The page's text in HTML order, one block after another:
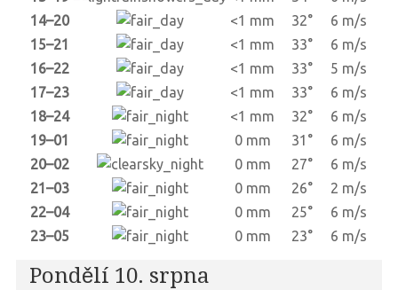
14–20
<1 mm 32°
6 m/s
15–21
<1 mm 33°
6 m/s
16–22
<1 mm 33°
5 m/s
17–23
<1 mm 33°
6 m/s
18–24
<1 mm 32°
6 m/s
19–01
0 mm 31°
6 m/s
20–02
0 mm 27°
6 m/s
21–03
0 mm 26°
2 m/s
22–04
0 mm 25°
6 m/s
23–05
0 mm 23° 6 m/s
Pondělí 10. srpna